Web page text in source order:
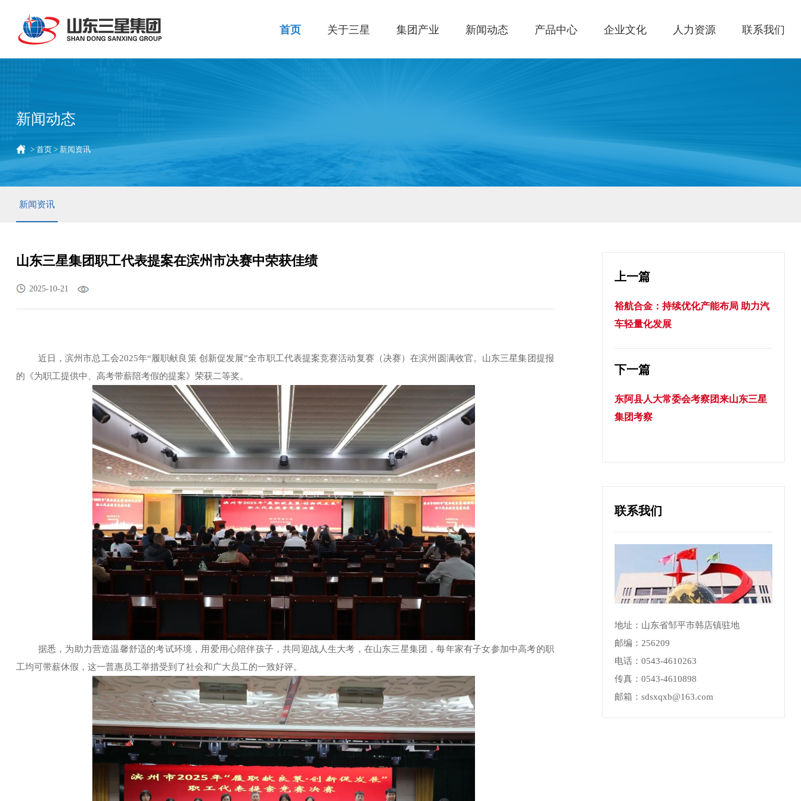
首页 关于三星 集团产业 新闻动态 产品中心 企业文化 人力资源 联系我们
新闻动态
> 首页> 新闻资讯
新闻资讯
山东三星集团职工代表提案在滨州市决赛中荣获佳绩
2025-10-21
近日，滨州市总工会2025年“履职献良策 创新促发展”全市职工代表提案竞赛活动复赛（决赛）在滨州圆满收官。山东三星集团提报
的《为职工提供中、高考带薪陪考假的提案》荣获二等奖。
据悉，为助力营造温馨舒适的考试环境，用爱用心陪伴孩子，共同迎战人生大考，在山东三星集团，每年家有子女参加中高考的职
工均可带薪休假，这一普惠员工举措受到了社会和广大员工的一致好评。
上一篇
裕航合金：持续优化产能布局 助力汽
车轻量化发展
下一篇
东阿县人大常委会考察团来山东三星
集团考察
联系我们
地址：山东省邹平市韩店镇驻地
邮编：256209
电话：0543-4610263
传真：0543-4610898
邮箱：sdsxqxb@163.com